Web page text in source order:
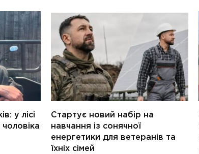
у лісі
Стартує новий набір на
навчання із сонячної
енергетики для ветеранів та
їхніх сімей